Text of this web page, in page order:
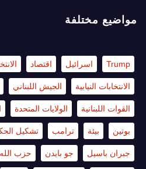
مواضيع مختلفة
Trump اسرائيل اقتصاد
الانتخابات النيابية الجيش اللبناني
القوات اللبنانية الولايات المتحدة
بوتين بيئة ترامب تشكيل
جبران باسيل جو بايدن حزب الله